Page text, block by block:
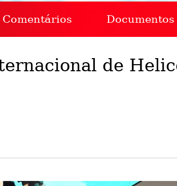
Comentários Documentos
de